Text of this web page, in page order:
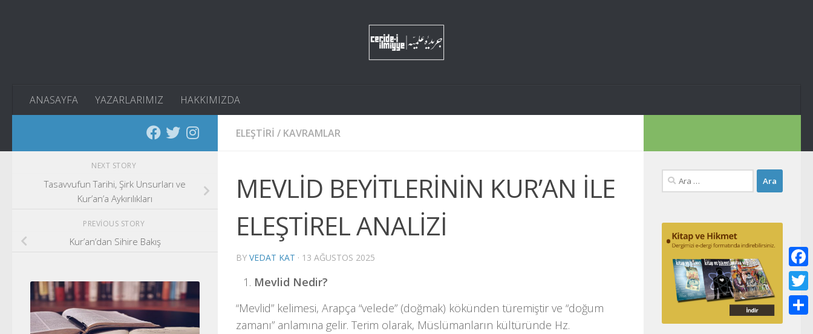
ANASAYFA YAZARLARIMIZ HAKKIMIZDA
ELEŞTIRI / KAVRAMLAR
MEVLİD BEYİTLERİNİN KUR’AN İLE
ELEŞTİREL ANALİZİ
BY VEDAT KAT · 13 AĞUSTOS 2025
Mevlid Nedir?
“Mevlid” kelimesi, Arapça “velede” (doğmak) kökünden türemiştir ve “doğum
zamanı” anlamına gelir. Terim olarak, Müslümanların kültüründe Hz.
NEXT STORY
Tasavvufun Tarihi, Şirk Unsurları ve
Kur’an’a Aykırılıkları
PREVIOUS STORY
Kur’an’dan Sihire Bakış
Arama: